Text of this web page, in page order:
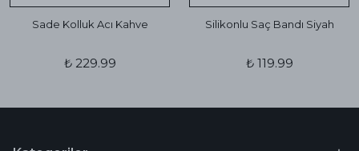
Sade Kolluk Acı Kahve
₺ 229.99
Silikonlu Saç Bandı Siyah
₺ 119.99